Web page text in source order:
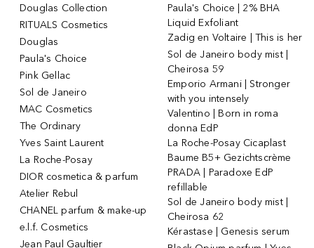
Douglas Collection
RITUALS Cosmetics
Douglas
Paula's Choice
Pink Gellac
Sol de Janeiro
MAC Cosmetics
The Ordinary
Yves Saint Laurent
La Roche-Posay
DIOR cosmetica & parfum
Atelier Rebul
CHANEL parfum & make-up
e.l.f. Cosmetics
Jean Paul Gaultier
Paula's Choice | 2% BHA
Liquid Exfoliant
Zadig en Voltaire | This is her
Sol de Janeiro body mist |
Cheirosa 59
Emporio Armani | Stronger
with you intensely
Valentino | Born in roma
donna EdP
La Roche-Posay Cicaplast
Baume B5+ Gezichtscrème
PRADA | Paradoxe EdP
refillable
Sol de Janeiro body mist |
Cheirosa 62
Kérastase | Genesis serum